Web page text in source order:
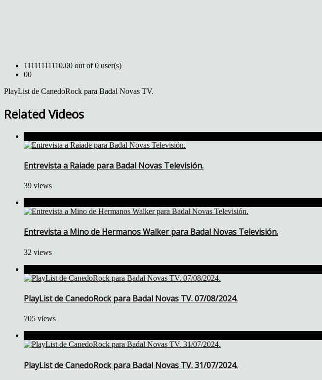
11111111110.00 out of 0 user(s)
00
PlayList de CanedoRock para Badal Novas TV.
Related Videos
Entrevista a Raiade para Badal Novas Televisión.
39 views
Entrevista a Mino de Hermanos Walker para Badal Novas Televisión.
32 views
PlayList de CanedoRock para Badal Novas TV. 07/08/2024.
705 views
PlayList de CanedoRock para Badal Novas TV. 31/07/2024.